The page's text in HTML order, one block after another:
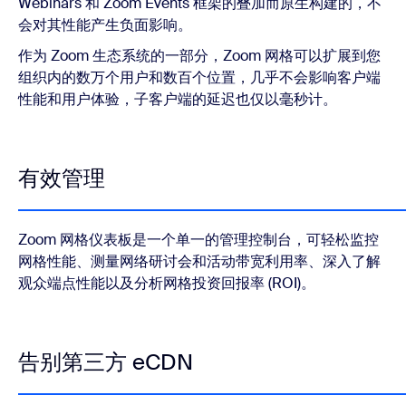
会对其性能产生负面影响。
作为 Zoom 生态系统的一部分，Zoom 网格可以扩展到您
组织内的数万个用户和数百个位置，几乎不会影响客户端
性能和用户体验，子客户端的延迟也仅以毫秒计。
有效管理
Zoom 网格仪表板是一个单一的管理控制台，可轻松监控
网格性能、测量网络研讨会和活动带宽利用率、深入了解
观众端点性能以及分析网格投资回报率 (ROI)。
告别第三方 eCDN